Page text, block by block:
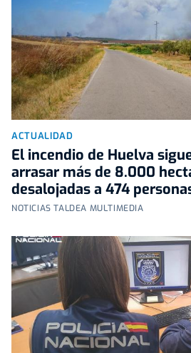
ACTUALIDAD
El incendio de Huelva
arrasar más de 8.000
desalojadas a 474
NOTICIAS TALDEA MULTIMEDIA